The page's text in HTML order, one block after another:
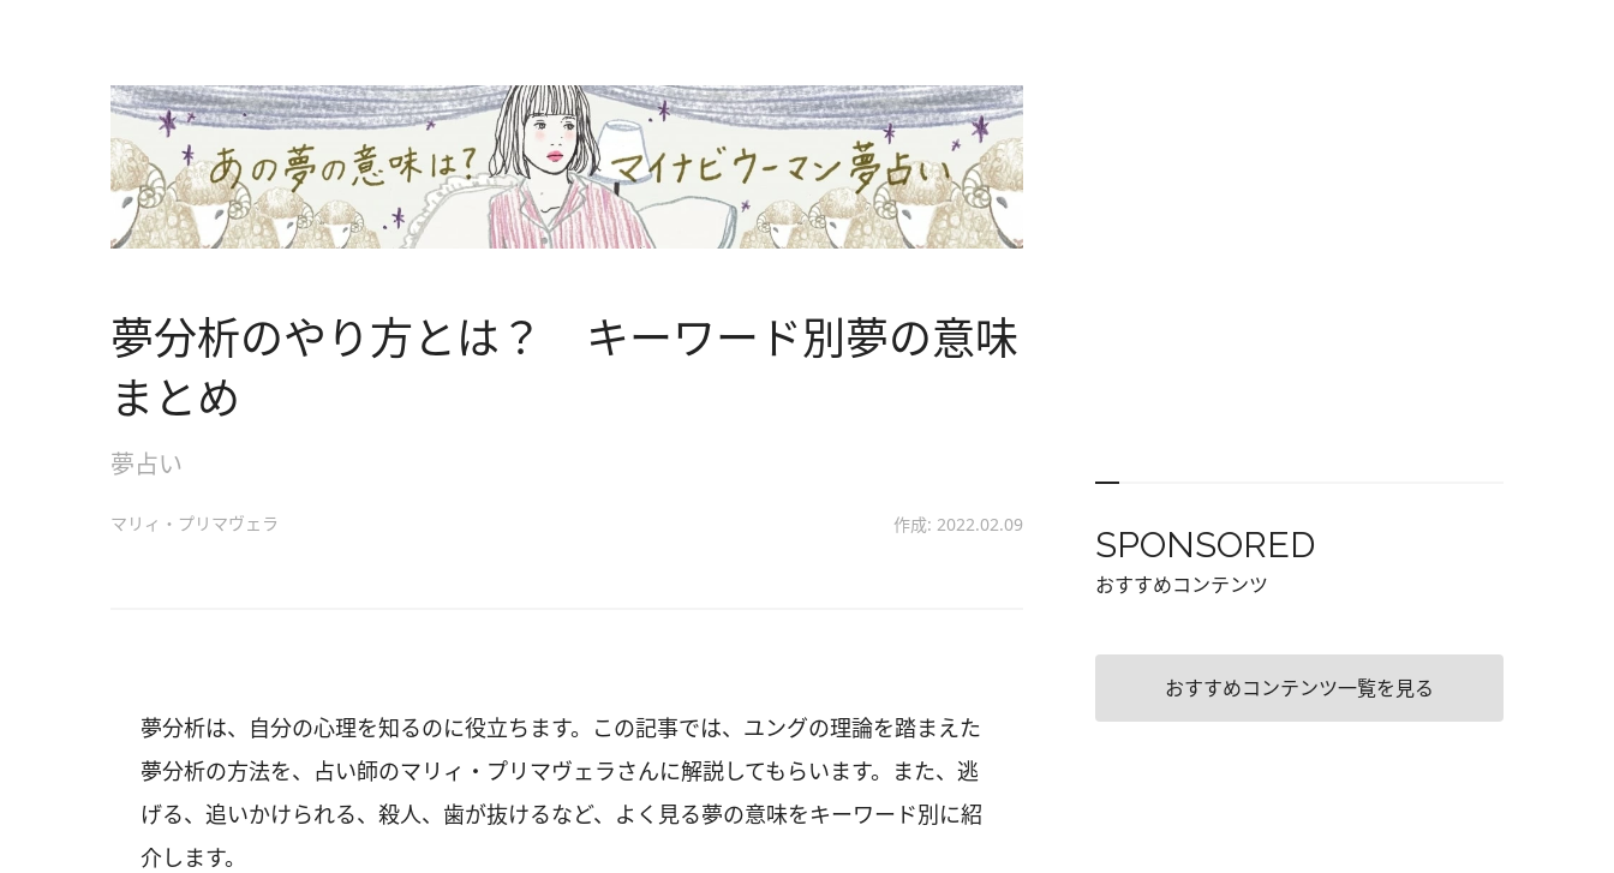
夢分析のやり方とは？ キーワード別夢の意味
まとめ
夢占い
マリィ・プリマヴェラ 作成: 2022.02.09
夢分析は、自分の心理を知るのに役立ちます。この記事では、ユングの理論を踏まえた
夢分析の方法を、占い師のマリィ・プリマヴェラさんに解説してもらいます。また、逃
げる、追いかけられる、殺人、歯が抜けるなど、よく見る夢の意味をキーワード別に紹
介します。
SPONSORED
おすすめコンテンツ
おすすめコンテンツ一覧を見る